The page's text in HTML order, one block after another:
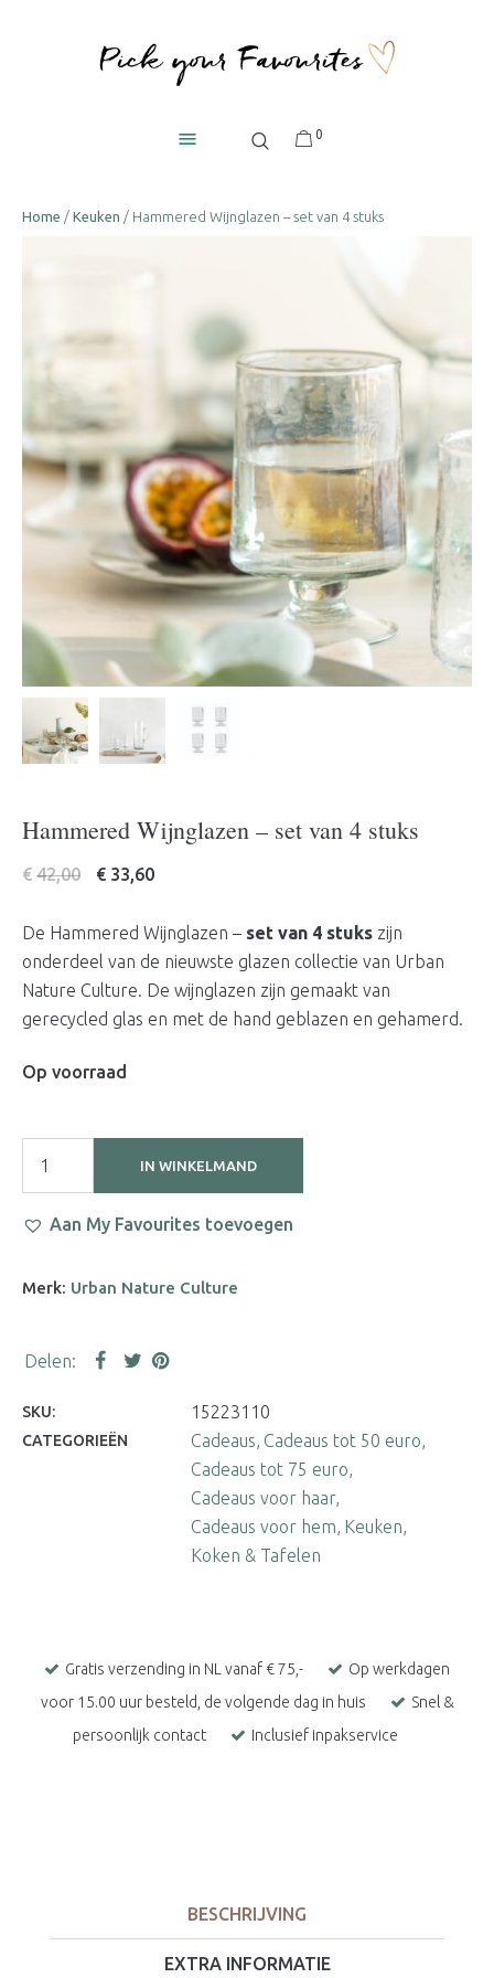
0
Home / Keuken / Hammered Wijnglazen – set van 4 stuks
Hammered Wijnglazen – set van 4 stuks
€ 42,00 € 33,60
De Hammered Wijnglazen – set van 4 stuks zijn
onderdeel van de nieuwste glazen collectie van Urban
Nature Culture. De wijnglazen zijn gemaakt van
gerecycled glas en met de hand geblazen en gehamerd.
Op voorraad
IN WINKELMAND
Aan My Favourites toevoegen
Merk: Urban Nature Culture
SKU: 15223110
CATEGORIEËN Cadeaus Cadeaus tot 50 euro
Cadeaus tot 75 euro
Cadeaus voor haar
Cadeaus voor hem Keuken
Koken & Tafelen
Gratis verzending in NL vanaf € 75,-
Op werkdagen
voor 15.00 uur besteld, de volgende dag in huis
Snel &
persoonlijk contact
Inclusief inpakservice
BESCHRIJVING
EXTRA INFORMATIE